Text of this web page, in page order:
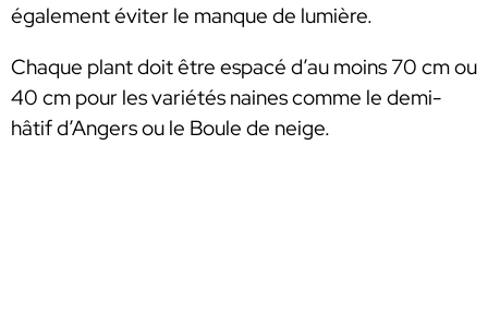
également éviter le manque de lumière.
Chaque plant doit être espacé d’au moins 70 cm ou
40 cm pour les variétés naines comme le demi-
hâtif d’Angers ou le Boule de neige.